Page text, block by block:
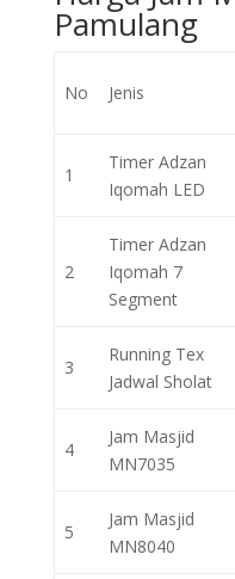
Pamulang
No Jenis
1
Timer Adzan
Iqomah LED
2
Timer Adzan
Iqomah 7
Segment
3
Running Tex
Jadwal Sholat
4
Jam Masjid
MN7035
5
Jam Masjid
MN8040